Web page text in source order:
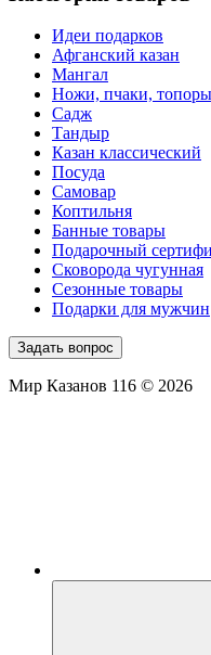
Идеи подарков
Афганский казан
Мангал
Ножи, пчаки,
Садж
Тандыр
Казан классический
Посуда
Самовар
Коптильня
Банные товары
Подарочный
Сковорода чугунная
Сезонные товары
Подарки для мужчин
Задать вопрос
Мир Казанов 116 © 2026